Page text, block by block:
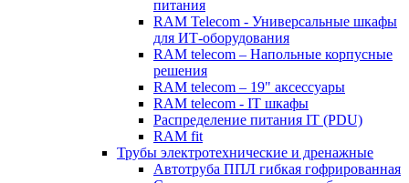
питания
RAM Telecom - Универсальные шкафы
для ИТ-оборудования
RAM telecom – Напольные корпусные
решения
RAM telecom – 19" аксессуары
RAM telecom - IT шкафы
Распределение питания IT (PDU)
RAM fit
Трубы электротехнические и дренажные
Автотруба ППЛ гибкая гофрированная